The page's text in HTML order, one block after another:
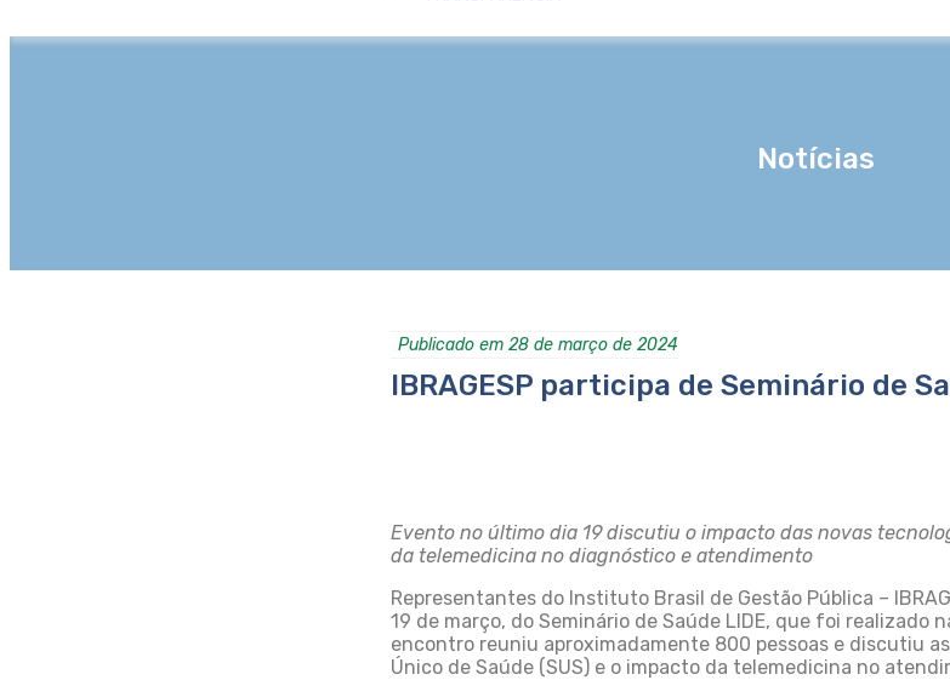
Notícias
Publicado em 28 de março de 2024
IBRAGESP participa de Seminário de
Evento no último dia 19 discutiu o impacto das novas
da telemedicina no diagnóstico e atendimento
Representantes do Instituto Brasil de Gestão Pública –
19 de março, do Seminário de Saúde LIDE, que foi realizado
encontro reuniu aproximadamente 800 pessoas e discutiu
Único de Saúde (SUS) e o impacto da telemedicina no